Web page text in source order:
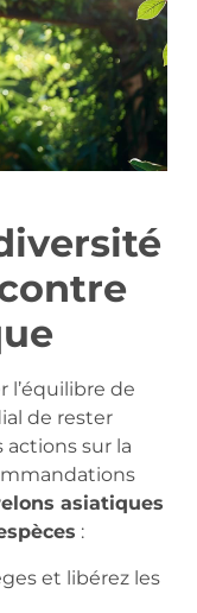
l’équilibre de
de rester
sur la
asiatiques
:
et libérez les